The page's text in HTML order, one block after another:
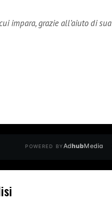
impara, grazie all’aiuto di sua
POWERED BYAdhubMedia